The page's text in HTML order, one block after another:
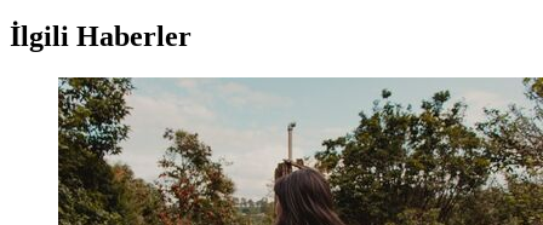
İlgili Haberler